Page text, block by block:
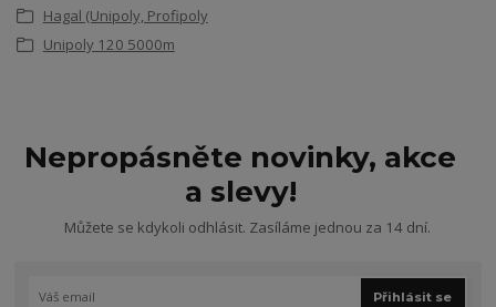
Hagal (Unipoly, Profipoly
Unipoly 120 5000m
Nepropásněte novinky, akce
a slevy!
Můžete se kdykoli odhlásit. Zasíláme jednou za 14 dní.
Přihlásit se